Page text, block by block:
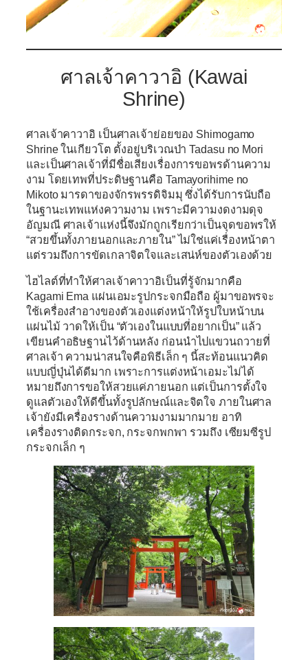
ศาลเจ้าคาวาอิ (Kawai
Shrine)
ศาลเจ้าคาวาอิ เป็นศาลเจ้าย่อยของ Shimogamo
Shrineในเกียวโต ตั้งอยู่บริเวณป่าTadasu no Mori
และเป็นศาลเจ้าที่มีชื่อเสียงเรื่องการขอพรด้านความ
งาม โดยเทพที่ประดิษฐานคือ Tamayorihime no
Mikotoมารดาของจักรพรรดิจิมมุ ซึ่งได้รับการนับถือ
ในฐานะเทพแห่งความงาม เพราะมีความงดงามดุจ
อัญมณี ศาลเจ้าแห่งนี้จึงมักถูกเรียกว่าเป็นจุดขอพรให้
“สวยขึ้นทั้งภายนอกและภายใน” ไม่ใช่แค่เรื่องหน้าตา
แต่รวมถึงการขัดเกลาจิตใจและเสน่ห์ของตัวเองด้วย
ไฮไลต์ที่ทำให้ศาลเจ้าคาวาอิเป็นที่รู้จักมากคือ
Kagami Ema แผ่นเอมะรูปกระจกมือถือ ผู้มาขอพรจะ
ใช้เครื่องสำอางของตัวเองแต่งหน้าให้รูปใบหน้าบน
แผ่นไม้ วาดให้เป็น “ตัวเองในแบบที่อยากเป็น” แล้ว
เขียนคำอธิษฐานไว้ด้านหลัง ก่อนนำไปแขวนถวายที่
ศาลเจ้า ความน่าสนใจคือพิธีเล็ก ๆ นี้สะท้อนแนวคิด
แบบญี่ปุ่นได้ดีมาก เพราะการแต่งหน้าเอมะไม่ได้
หมายถึงการขอให้สวยแค่ภายนอก แต่เป็นการตั้งใจ
ดูแลตัวเองให้ดีขึ้นทั้งรูปลักษณ์และจิตใจ ภายในศาล
เจ้ายังมีเครื่องรางด้านความงามมากมาย อาทิ
เครื่องรางติดกระจก, กระจกพกพา รวมถึง เซียมซีรูป
กระจกเล็ก ๆ